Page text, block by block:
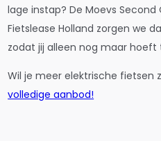
lage instap? De Moevs Second
Fietslease Holland zorgen we
zodat jij alleen nog maar
Wil je meer elektrische fietsen
volledige aanbod!